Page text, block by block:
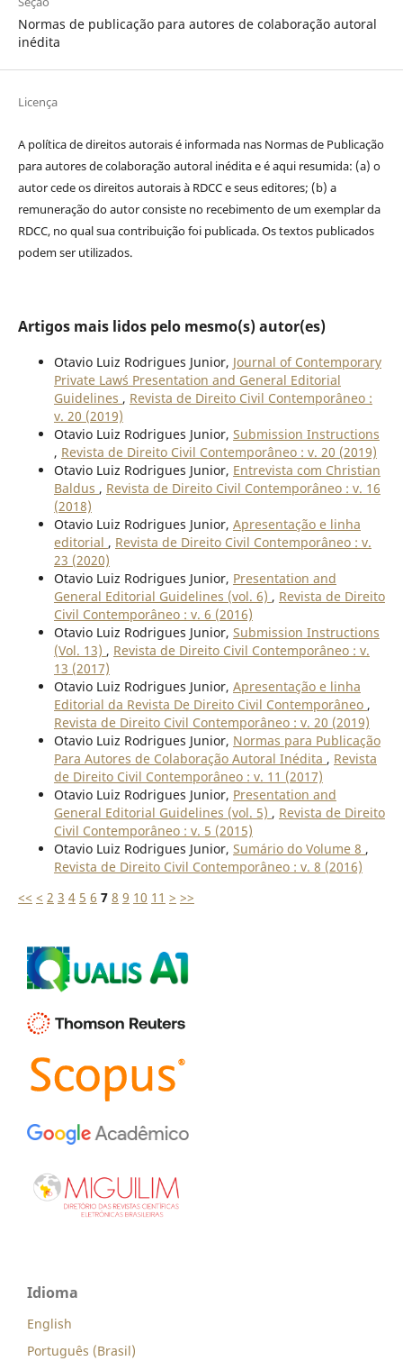
Normas de publicação para autores de colaboração autoral
inédita
Licença
A política de direitos autorais é informada nas Normas de Publicação
para autores de colaboração autoral inédita e é aqui resumida: (a) o
autor cede os direitos autorais à RDCC e seus editores; (b) a
remuneração do autor consiste no recebimento de um exemplar da
RDCC, no qual sua contribuição foi publicada. Os textos publicados
podem ser utilizados.
Artigos mais lidos pelo mesmo(s) autor(es)
Otavio Luiz Rodrigues Junior, Journal of Contemporary
Private Law´s Presentation and General Editorial
Guidelines , Revista de Direito Civil Contemporâneo :
v. 20 (2019)
Otavio Luiz Rodrigues Junior, Submission Instructions
, Revista de Direito Civil Contemporâneo : v. 20 (2019)
Otavio Luiz Rodrigues Junior, Entrevista com Christian
Baldus , Revista de Direito Civil Contemporâneo : v. 16
(2018)
Otavio Luiz Rodrigues Junior, Apresentação e linha
editorial , Revista de Direito Civil Contemporâneo : v.
23 (2020)
Otavio Luiz Rodrigues Junior, Presentation and
General Editorial Guidelines (vol. 6) , Revista de Direito
Civil Contemporâneo : v. 6 (2016)
Otavio Luiz Rodrigues Junior, Submission Instructions
(Vol. 13) , Revista de Direito Civil Contemporâneo : v.
13 (2017)
Otavio Luiz Rodrigues Junior, Apresentação e linha
Editorial da Revista De Direito Civil Contemporâneo ,
Revista de Direito Civil Contemporâneo : v. 20 (2019)
Otavio Luiz Rodrigues Junior, Normas para Publicação
Para Autores de Colaboração Autoral Inédita , Revista
de Direito Civil Contemporâneo : v. 11 (2017)
Otavio Luiz Rodrigues Junior, Presentation and
General Editorial Guidelines (vol. 5) , Revista de Direito
Civil Contemporâneo : v. 5 (2015)
Otavio Luiz Rodrigues Junior, Sumário do Volume 8 ,
Revista de Direito Civil Contemporâneo : v. 8 (2016)
<< < 2 3 4 5 6 7 8 9 10 11 > >>
Idioma
English
Português (Brasil)